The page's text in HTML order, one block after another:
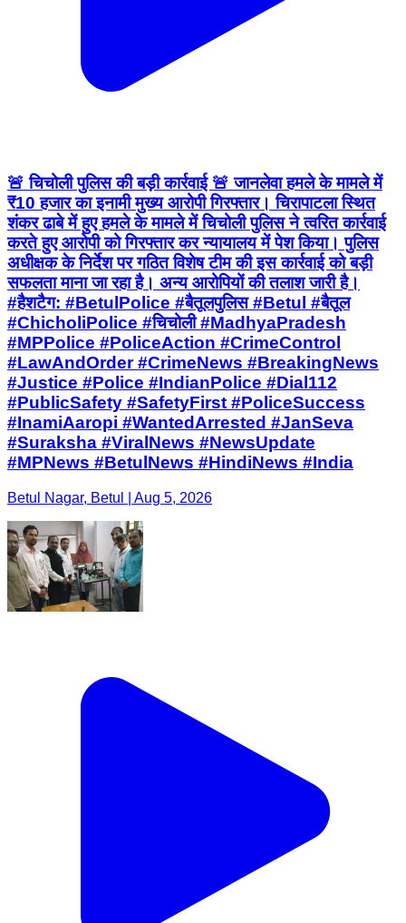
🚨 चिचोली पुलिस की बड़ी कार्रवाई 🚨 जानलेवा हमले के मामले में
₹10 हजार का इनामी मुख्य आरोपी गिरफ्तार। चिरापाटला स्थित
शंकर ढाबे में हुए हमले के मामले में चिचोली पुलिस ने त्वरित कार्रवाई
करते हुए आरोपी को गिरफ्तार कर न्यायालय में पेश किया। पुलिस
अधीक्षक के निर्देश पर गठित विशेष टीम की इस कार्रवाई को बड़ी
सफलता माना जा रहा है। अन्य आरोपियों की तलाश जारी है।
#हैशटैग: #BetulPolice #बैतूलपुलिस #Betul #बैतूल
#ChicholiPolice #चिचोली #MadhyaPradesh
#MPPolice #PoliceAction #CrimeControl
#LawAndOrder #CrimeNews #BreakingNews
#Justice #Police #IndianPolice #Dial112
#PublicSafety #SafetyFirst #PoliceSuccess
#InamiAaropi #WantedArrested #JanSeva
#Suraksha #ViralNews #NewsUpdate
#MPNews #BetulNews #HindiNews #India
Betul Nagar, Betul | Aug 5, 2026